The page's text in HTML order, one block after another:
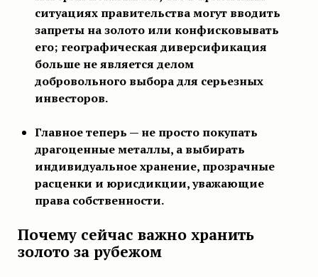
ситуациях правительства могут вводить
запреты на золото или конфисковывать
его; географическая диверсификация
больше не является делом
добровольного выбора для серьезных
инвесторов.
Главное теперь — не просто покупать
драгоценные металлы, а выбирать
индивидуальное хранение, прозрачные
расценки и юрисдикции, уважающие
права собственности.
Почему сейчас важно хранить
золото за рубежом